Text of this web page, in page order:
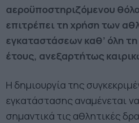
αεροϋποστηριζόμενου
επιτρέπει τη χρήση των
εγκαταστάσεων καθ’ όλη τη
έτους, ανεξαρτήτως
Η δημιουργία της
εγκατάστασης αναμένεται
σημαντικά τις αθλητικές